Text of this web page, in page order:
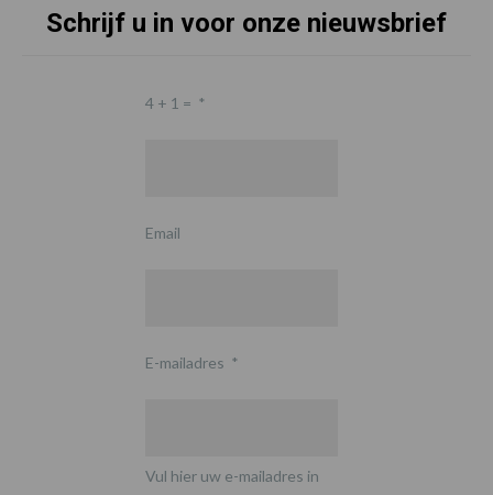
Schrijf u in voor onze nieuwsbrief
4 + 1 = *
Email
E-mailadres *
Vul hier uw e-mailadres in